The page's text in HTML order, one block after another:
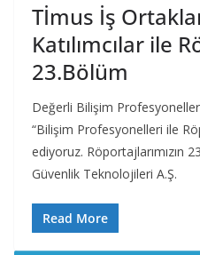
Tİmus İş
Katılımcılar ile
23.Bölüm
Değerli Bilişim
“Bilişim Profesyonelleri ile
ediyoruz. Röportajlarımızın
Güvenlik Teknolojileri A.Ş.
Read More